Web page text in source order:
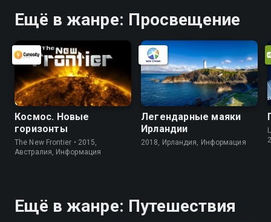
Ещё в жанре: Просвещение
Космос. Новые
горизонты
The New Frontier • 2015,
Австралия, Информация
Легендарные маяки
Ирландии
2018, Ирландия, Информация
Ещё в жанре: Путешествия